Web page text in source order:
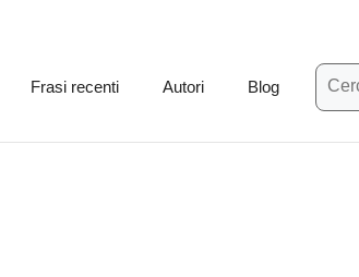
Frasi recenti Autori Blog
per: